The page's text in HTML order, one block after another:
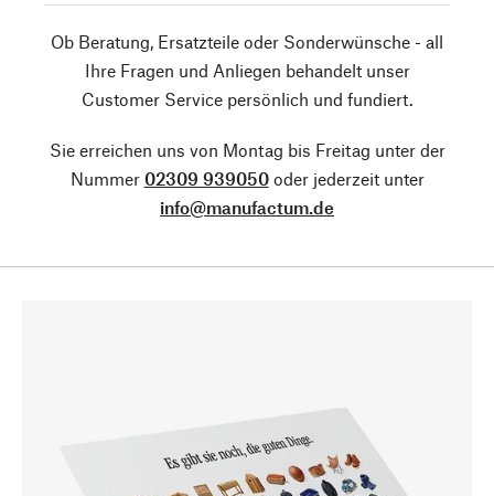
Ob Beratung, Ersatzteile oder Sonderwünsche - all
Ihre Fragen und Anliegen behandelt unser
Customer Service persönlich und fundiert.
Sie erreichen uns von Montag bis Freitag unter der
Nummer 02309 939050oder jederzeit unter
info@manufactum.de